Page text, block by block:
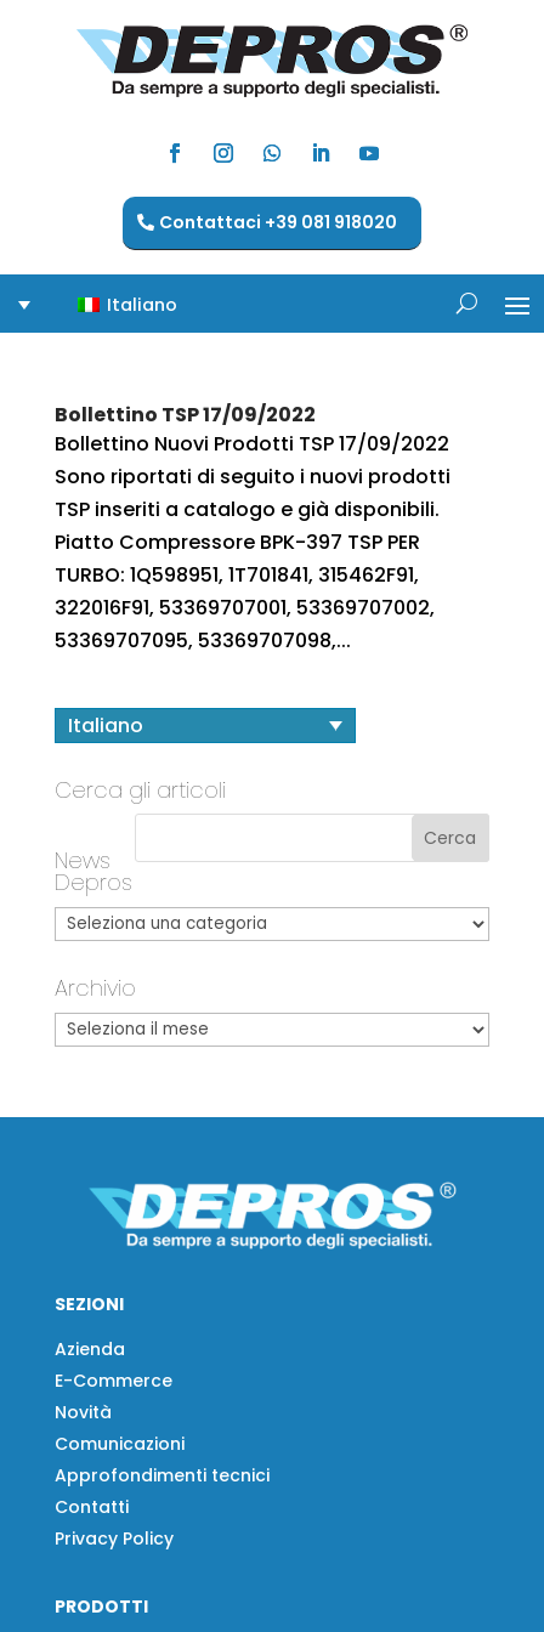
Contattaci +39 081 918020
Italiano
Bollettino TSP 17/09/2022
Bollettino Nuovi Prodotti TSP 17/09/2022
Sono riportati di seguito i nuovi prodotti
TSP inseriti a catalogo e già disponibili.
Piatto Compressore BPK-397 TSP PER
TURBO: 1Q598951, 1T701841, 315462F91,
322016F91, 53369707001, 53369707002,
53369707095, 53369707098,...
Italiano
Cerca gli articoli
News
Depros
Archivio
SEZIONI
Azienda
E-Commerce
Novità
Comunicazioni
Approfondimenti tecnici
Contatti
Privacy Policy
PRODOTTI